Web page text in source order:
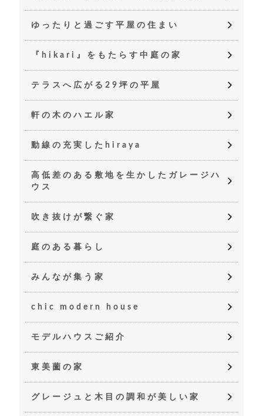
ゆったりと過ごす平屋の住まい
『hikari』をもたらす中庭の家
テラスへ広がる29坪の平屋
軒の木のハエル家
動線の充実したhiraya
高低差のある敷地を生かしたガレージハ
ウス
吹き抜けが繋ぐ家
庭のある暮らし
みんなが集う家
chic modern house
モデルハウスご紹介
東美薗の家
グレージュと木目の調和が美しい家